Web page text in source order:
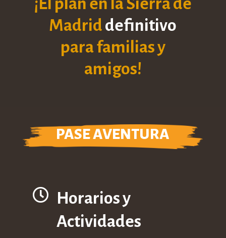
Madriddefinitivo
para familias y
amigos!
PASE AVENTURA
 Horarios y
Actividades